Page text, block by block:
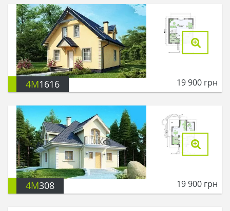
4M1616 19 900 грн
4M308 19 900 грн